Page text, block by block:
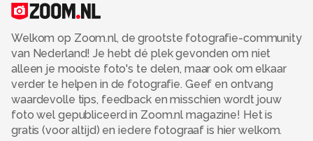
Welkom op Zoom.nl, de grootste fotografie-community
van Nederland! Je hebt dé plek gevonden om niet
alleen je mooiste foto's te delen, maar ook om elkaar
verder te helpen in de fotografie. Geef en ontvang
waardevolle tips, feedback en misschien wordt jouw
foto wel gepubliceerd in Zoom.nl magazine! Het is
gratis (voor altijd) en iedere fotograaf is hier welkom.